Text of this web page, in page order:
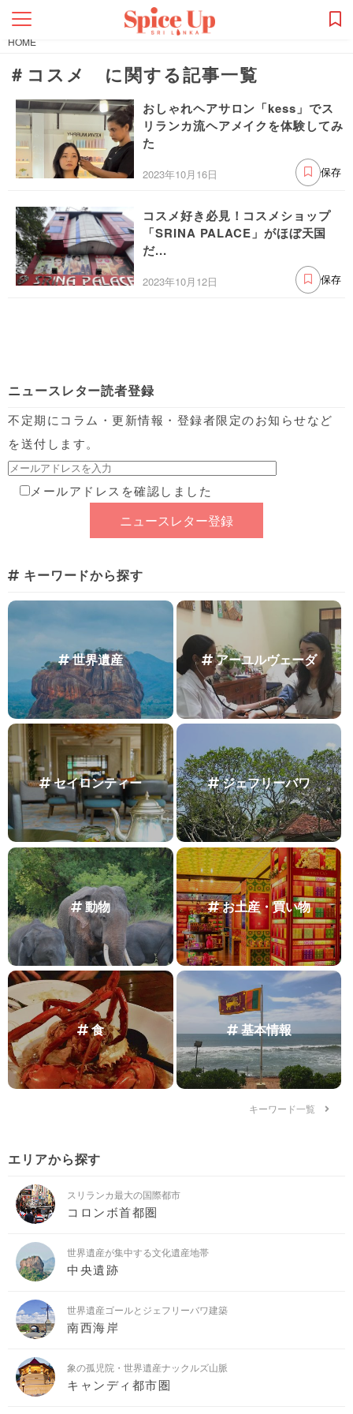
HOME
＃コスメ に関する記事一覧
おしゃれヘアサロン「kess」でス
リランカ流ヘアメイクを体験してみ
た
2023年10月16日 保存
コスメ好き必見！コスメショップ
「SRINA PALACE」がほぼ天国
だ...
2023年10月12日 保存
ニュースレター読者登録
不定期にコラム・更新情報・登録者限定のお知らせなど
を送付します。
メールアドレスを確認しました
キーワードから探す
世界遺産 アーユルヴェーダ
セイロンティー ジェフリーバワ
動物 お土産・買い物
食 基本情報
キーワード一覧
エリアから探す
スリランカ最大の国際都市
コロンボ首都圏
世界遺産が集中する文化遺産地帯
中央遺跡
世界遺産ゴールとジェフリーバワ建築
南西海岸
象の孤児院・世界遺産ナックルズ山脈
キャンディ都市圏